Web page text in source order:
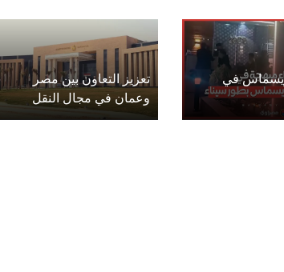
في
تعزيز التعاون بين مصر
وعمان في مجال النقل